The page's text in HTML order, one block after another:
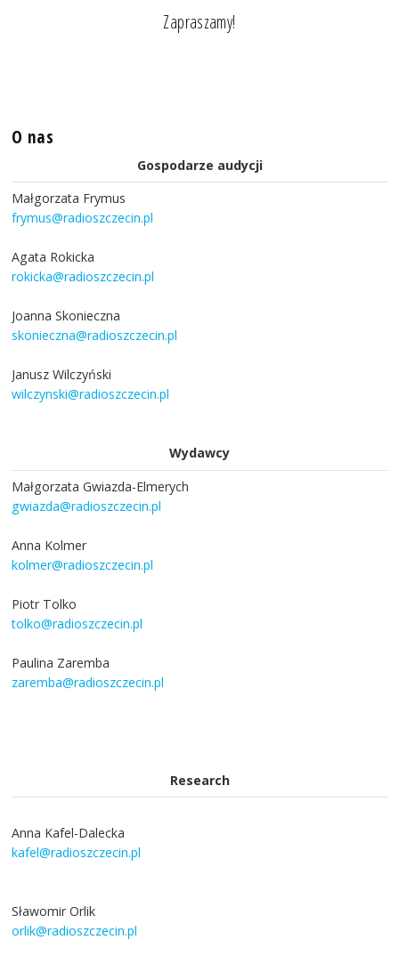
Zapraszamy!
O nas
Gospodarze audycji
Małgorzata Frymus
frymus@radioszczecin.pl
Agata Rokicka
rokicka@radioszczecin.pl
Joanna Skonieczna
skonieczna@radioszczecin.pl
Janusz Wilczyński
wilczynski@radioszczecin.pl
Wydawcy
Małgorzata Gwiazda-Elmerych
gwiazda@radioszczecin.pl
Anna Kolmer
kolmer@radioszczecin.pl
Piotr Tolko
tolko@radioszczecin.pl
Paulina Zaremba
zaremba@radioszczecin.pl
Research
Anna Kafel-Dalecka
kafel@radioszczecin.pl
Sławomir Orlik
orlik@radioszczecin.pl